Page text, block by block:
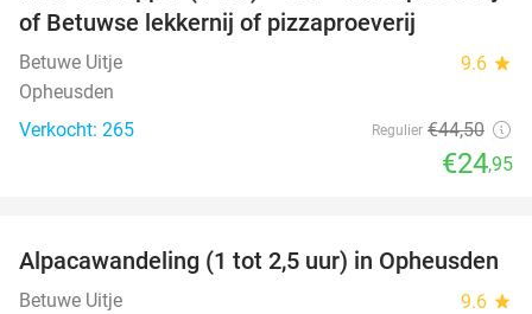
of Betuwse lekkernij of pizzaproeverij
Betuwe Uitje 9.6 star
Opheusden
Verkocht: 265
Regulier €44,50
€24,95
38%
Alpacawandeling (1 tot 2,5 uur) in Opheusden
Betuwe Uitje 9.6 star